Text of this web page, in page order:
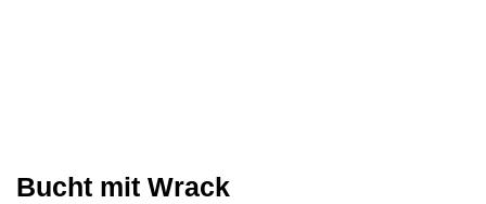
Bucht mit Wrack